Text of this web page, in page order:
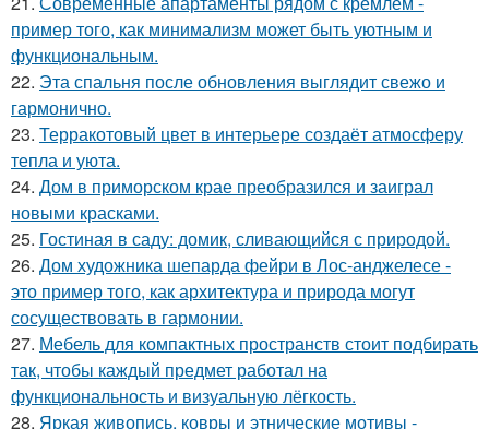
пример того, как минимализм может быть уютным и
функциональным.
22. Эта спальня после обновления выглядит свежо и
гармонично.
23. Терракотовый цвет в интерьере создаёт атмосферу
тепла и уюта.
24. Дом в приморском крае преобразился и заиграл
новыми красками.
25. Гостиная в саду: домик, сливающийся с природой.
26. Дом художника шепарда фейри в Лос-анджелесе -
это пример того, как архитектура и природа могут
сосуществовать в гармонии.
27. Мебель для компактных пространств стоит подбирать
так, чтобы каждый предмет работал на
функциональность и визуальную лёгкость.
28. Яркая живопись, ковры и этнические мотивы -